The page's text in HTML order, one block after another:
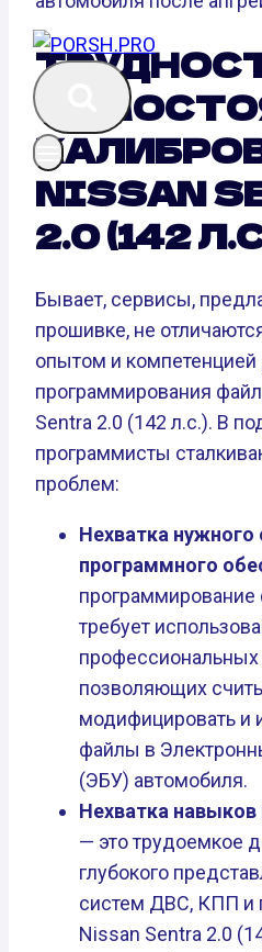
NISSAN
2.0 (142
Бывает, сервисы,
прошивке, не
опытом и компетенцией
программирования
Sentra 2.0 (142 л.с.). В
программисты
проблем:
Нехватка нужного
программного
требует
профессиональных
позволяющих
модифицировать и
файлы в
(ЭБУ) автомобиля.
Нехватка навыков
— это трудоемкое
глубокого
систем ДВС, КПП и
Nissan Sentra 2.0